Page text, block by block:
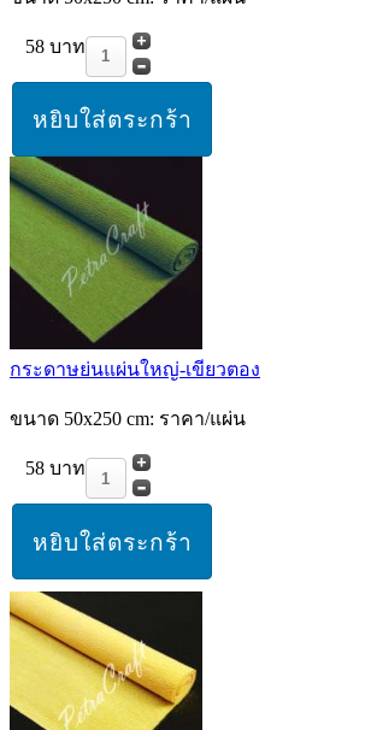
58 บาท
กระดาษย่นแผ่นใหญ่-เขียวตอง
ขนาด 50x250 cm: ราคา/แผ่น
58 บาท